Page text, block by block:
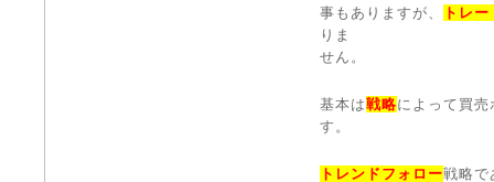
事もありますが、
トレ
りま
せん。
基本は戦略によって買
す。
トレンドフォロー戦略で